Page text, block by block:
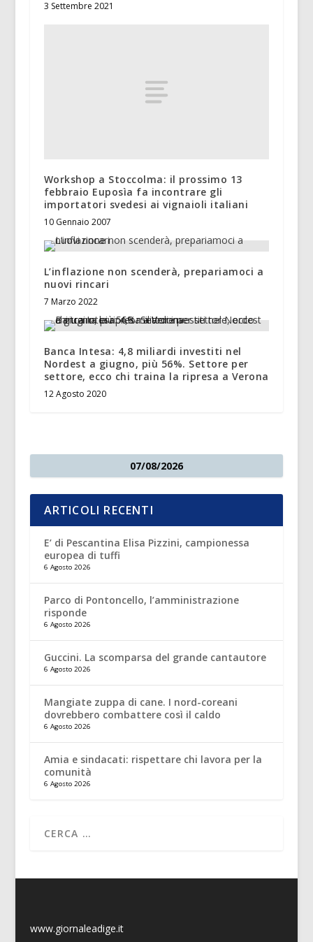
3 Settembre 2021
Workshop a Stoccolma: il prossimo 13
febbraio Euposìa fa incontrare gli
importatori svedesi ai vignaioli italiani
10 Gennaio 2007
L’inflazione non scenderà, prepariamoci a
nuovi rincari
7 Marzo 2022
Banca Intesa: 4,8 miliardi investiti nel
Nordest a giugno, più 56%. Settore per
settore, ecco chi traina la ripresa a Verona
12 Agosto 2020
07/08/2026
ARTICOLI RECENTI
E’ di Pescantina Elisa Pizzini, campionessa
europea di tuffi
6 Agosto 2026
Parco di Pontoncello, l’amministrazione
risponde
6 Agosto 2026
Guccini. La scomparsa del grande cantautore
6 Agosto 2026
Mangiate zuppa di cane. I nord-coreani
dovrebbero combattere così il caldo
6 Agosto 2026
Amia e sindacati: rispettare chi lavora per la
comunità
6 Agosto 2026
www.giornaleadige.it